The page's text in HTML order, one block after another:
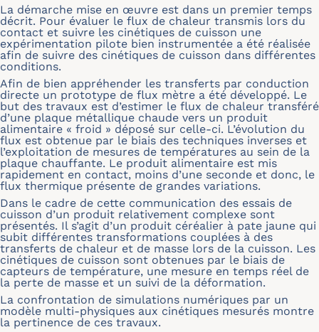
La démarche mise en œuvre est dans un premier temps
décrit. Pour évaluer le flux de chaleur transmis lors du
contact et suivre les cinétiques de cuisson une
expérimentation pilote bien instrumentée a été réalisée
afin de suivre des cinétiques de cuisson dans différentes
conditions.
Afin de bien appréhender les transferts par conduction
directe un prototype de flux mètre a été développé. Le
but des travaux est d’estimer le flux de chaleur transféré
d’une plaque métallique chaude vers un produit
alimentaire « froid » déposé sur celle-ci. L’évolution du
flux est obtenue par le biais des techniques inverses et
l’exploitation de mesures de températures au sein de la
plaque chauffante. Le produit alimentaire est mis
rapidement en contact, moins d’une seconde et donc, le
flux thermique présente de grandes variations.
Dans le cadre de cette communication des essais de
cuisson d’un produit relativement complexe sont
présentés. Il s’agit d’un produit céréalier à pate jaune qui
subit différentes transformations couplées à des
transferts de chaleur et de masse lors de la cuisson. Les
cinétiques de cuisson sont obtenues par le biais de
capteurs de température, une mesure en temps réel de
la perte de masse et un suivi de la déformation.
La confrontation de simulations numériques par un
modèle multi-physiques aux cinétiques mesurés montre
la pertinence de ces travaux.